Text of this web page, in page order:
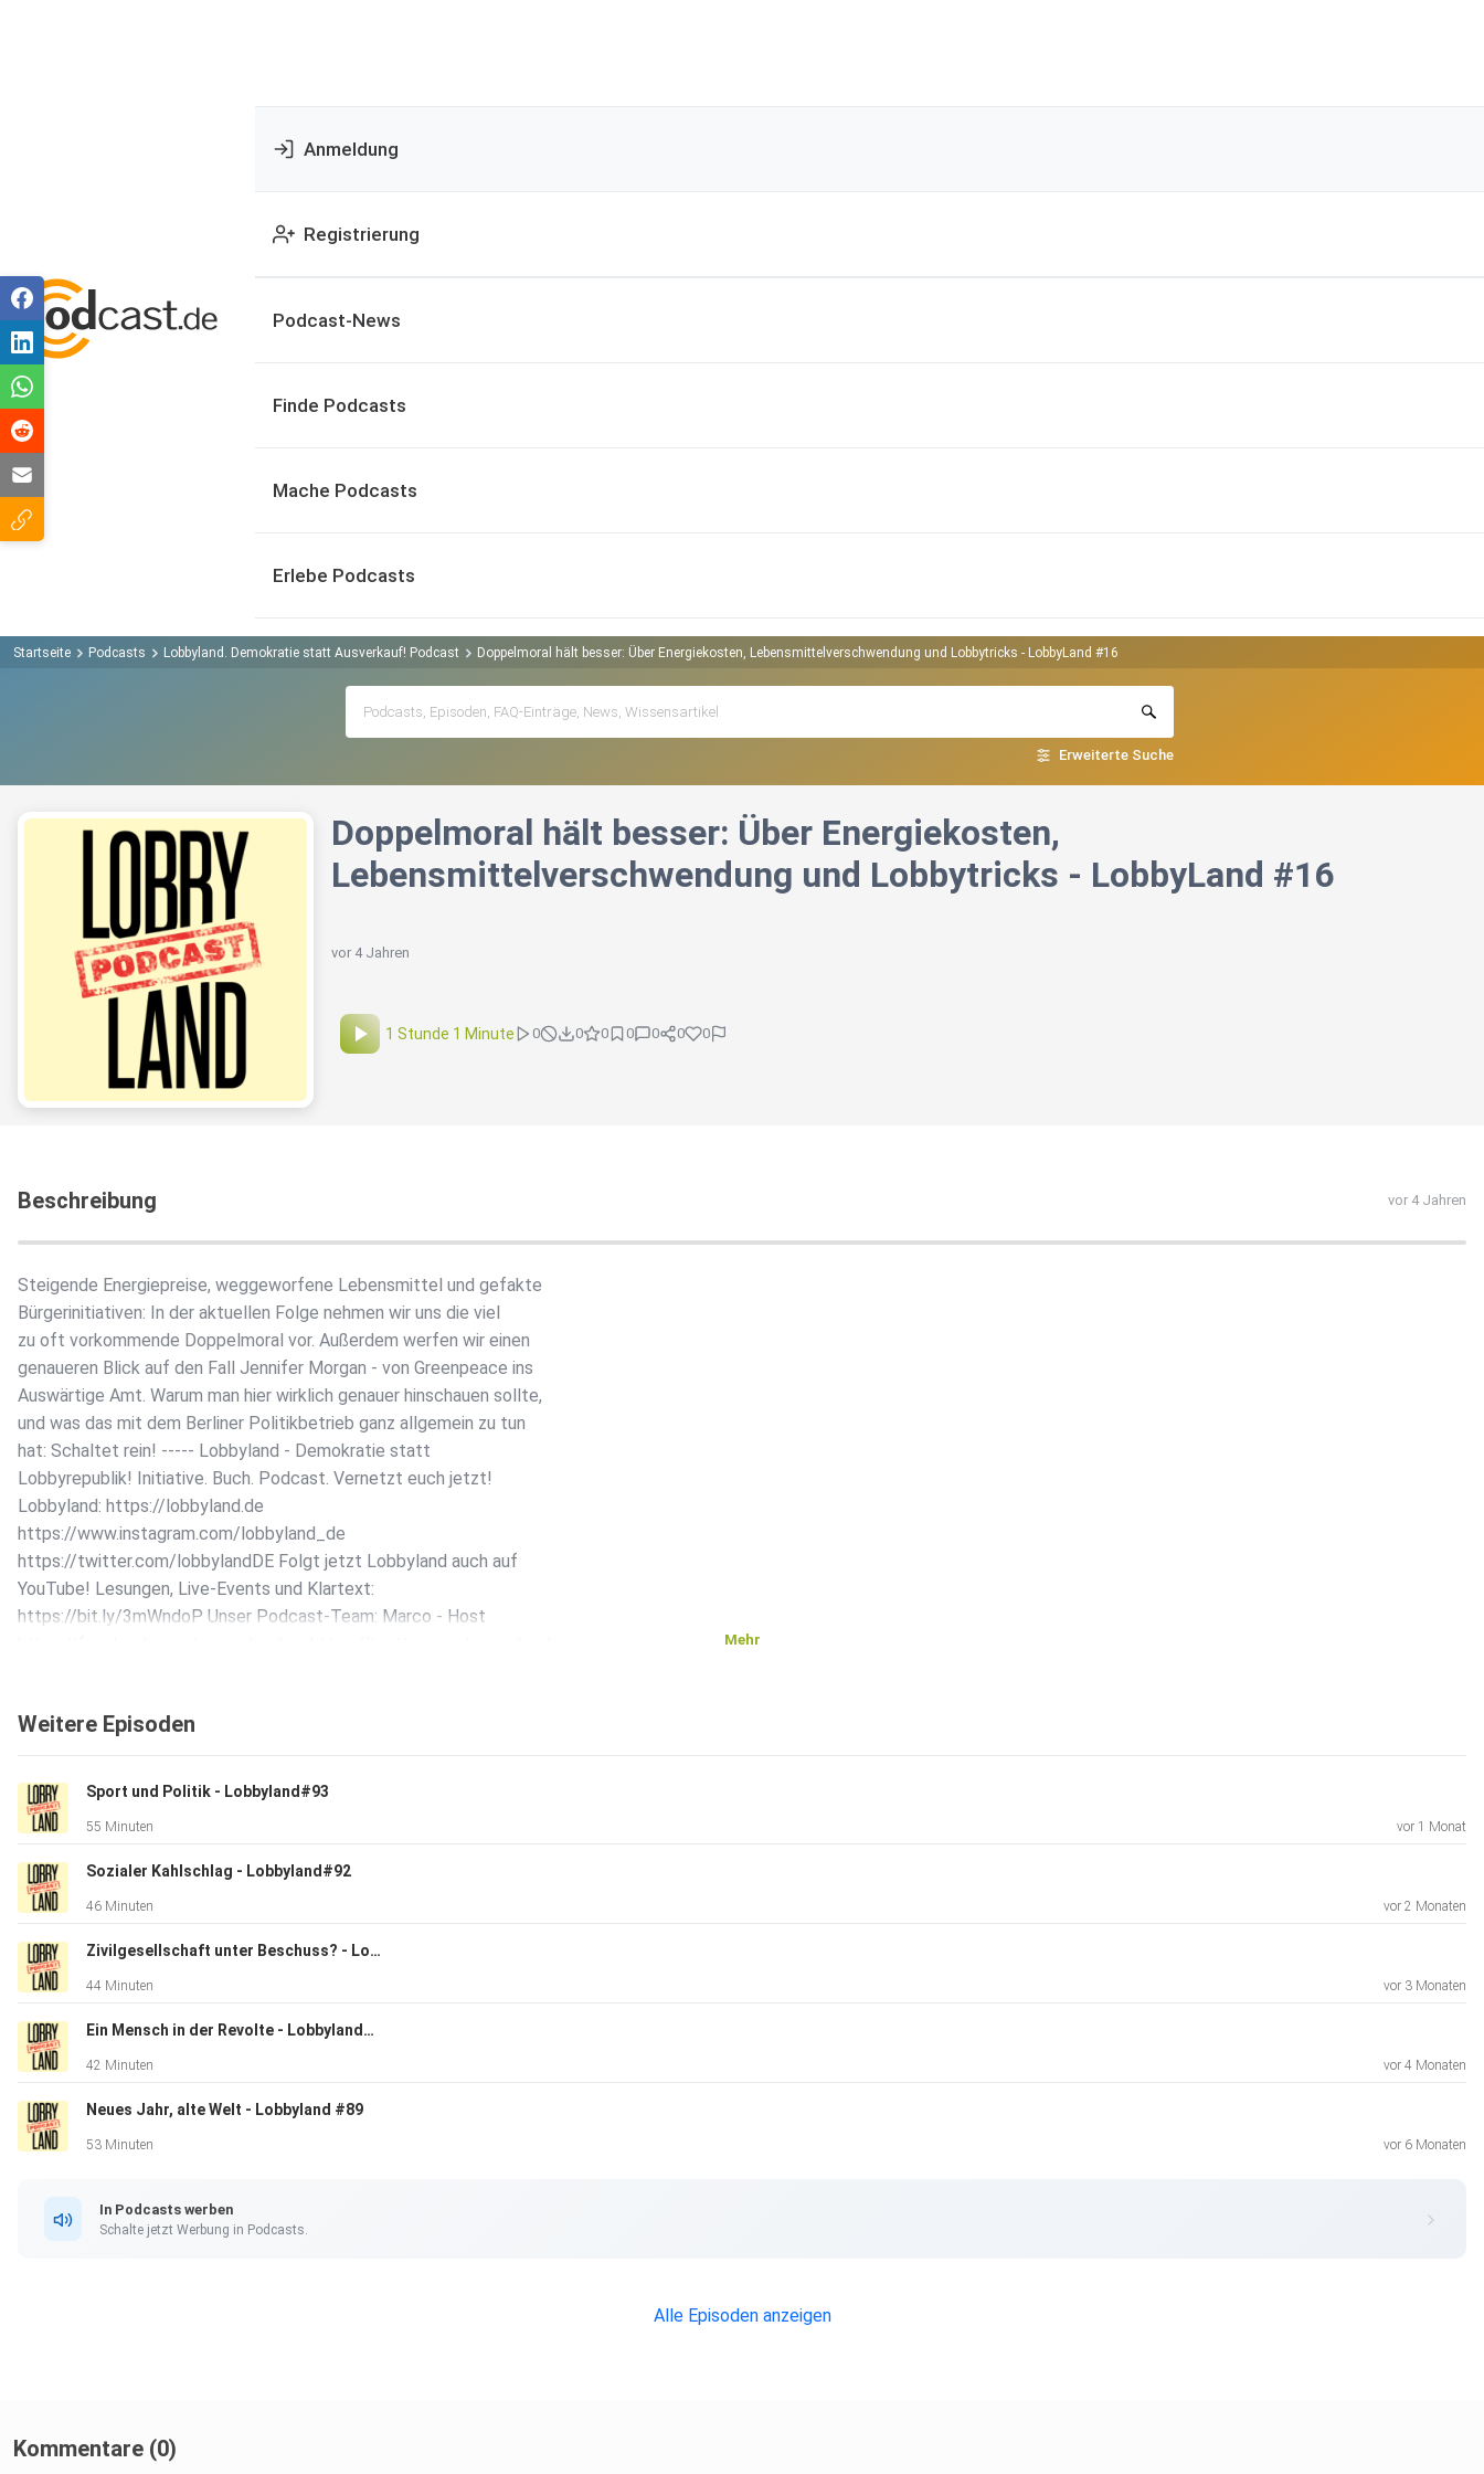
Anmeldung
Registrierung
Podcast-News
Finde Podcasts
Mache Podcasts
Erlebe Podcasts
Startseite Podcasts Lobbyland. Demokratie statt Ausverkauf! Podcast Doppelmoral hält besser: Über Energiekosten, Lebensmittelverschwendung und Lobbytricks - LobbyLand #16
Erweiterte Suche
Doppelmoral hält besser: Über Energiekosten,
Lebensmittelverschwendung und Lobbytricks - LobbyLand #16
vor 4 Jahren
1 Stunde 1 Minute 0 0 0 0 0 0 0
Beschreibung vor 4 Jahren
Steigende Energiepreise, weggeworfene Lebensmittel und gefakte
Bürgerinitiativen: In der aktuellen Folge nehmen wir uns die viel
zu oft vorkommende Doppelmoral vor. Außerdem werfen wir einen
genaueren Blick auf den Fall Jennifer Morgan - von Greenpeace ins
Auswärtige Amt. Warum man hier wirklich genauer hinschauen sollte,
und was das mit dem Berliner Politikbetrieb ganz allgemein zu tun
hat: Schaltet rein! ----- Lobbyland - Demokratie statt
Lobbyrepublik! Initiative. Buch. Podcast. Vernetzt euch jetzt!
Lobbyland: https://lobbyland.de
https://www.instagram.com/lobbyland_de
https://twitter.com/lobbylandDE Folgt jetzt Lobbyland auch auf
YouTube! Lesungen, Live-Events und Klartext:
https://bit.ly/3mWndoP Unser Podcast-Team: Marco - Host
https://twitter.com/_derheld_ Feedback? Mitmachen? Schreibt uns
Mehr
Weitere Episoden
Sport und Politik - Lobbyland#93
55 Minuten vor 1 Monat
Sozialer Kahlschlag - Lobbyland#92
46 Minuten vor 2 Monaten
Zivilgesellschaft unter Beschuss? - Lobbyland#91
44 Minuten vor 3 Monaten
Ein Mensch in der Revolte - Lobbyland#90
42 Minuten vor 4 Monaten
Neues Jahr, alte Welt - Lobbyland #89
53 Minuten vor 6 Monaten
In Podcasts werben
Schalte jetzt Werbung in Podcasts.
Alle Episoden anzeigen
Kommentare (0)